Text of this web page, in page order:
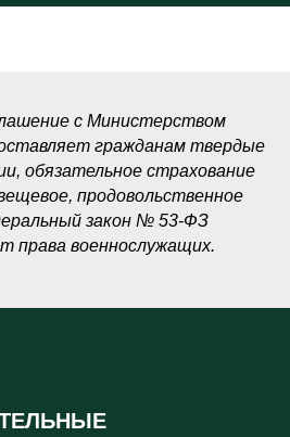
с Министерством
гражданам твердые
обязательное страхование
продовольственное
закон № 53-ФЗ
права военнослужащих.